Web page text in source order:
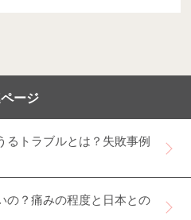
ージ
るトラブルとは？失敗事例
の？痛みの程度と日本との